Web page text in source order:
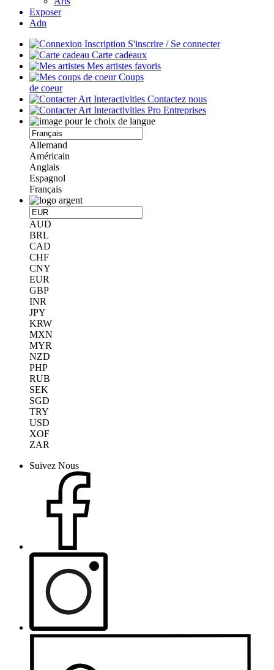
Exposer
Adn
S'inscrire / Se connecter
Carte cadeaux
Mes artistes favoris
Coups
de coeur
Contactez nous
Entreprises
Allemand
Américain
Anglais
Espagnol
Français
AUD
BRL
CAD
CHF
CNY
EUR
GBP
INR
JPY
KRW
MXN
MYR
NZD
PHP
RUB
SEK
SGD
TRY
USD
XOF
ZAR
Suivez Nous